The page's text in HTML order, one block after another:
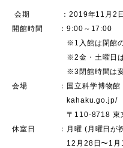
会期 ：2019年11月2日(
開館時間 ：9:00～17:00
※1入館は閉館の30
※2金・土曜日は
※3閉館時間は変更
会場 ：国立科学博物館［
kahaku.go.jp/
〒110-8718 東京都
休室日 ：月曜 (月曜日が祝
12月28日〜1月1日